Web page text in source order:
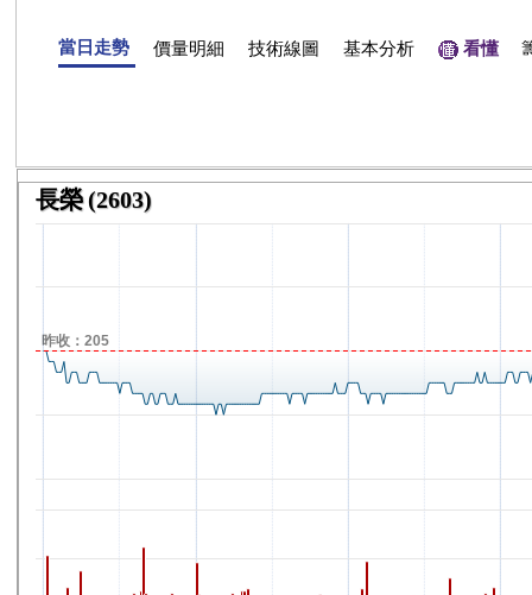
當日走勢 價量明細 技術線圖 基本分析 看懂